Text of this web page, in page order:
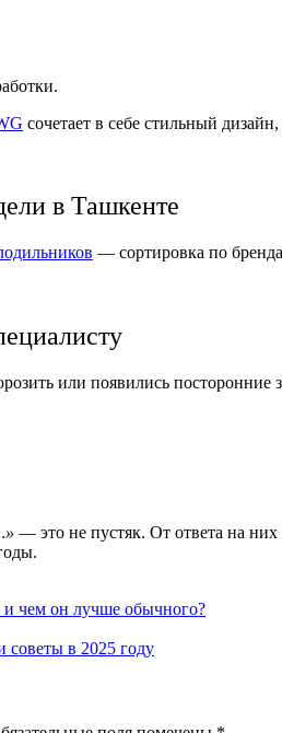
сочетает в себе стильный
в Ташкенте
— сортировка по
или появились
— это не пустяк. От ответа на
чем он лучше обычного?
советы в 2025 году